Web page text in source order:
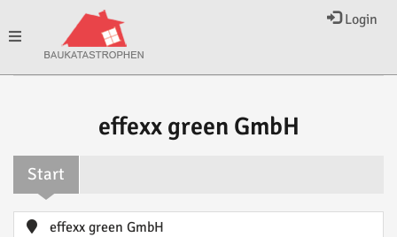
Login
Toggle
effexx green GmbH
Start
effexx green GmbH